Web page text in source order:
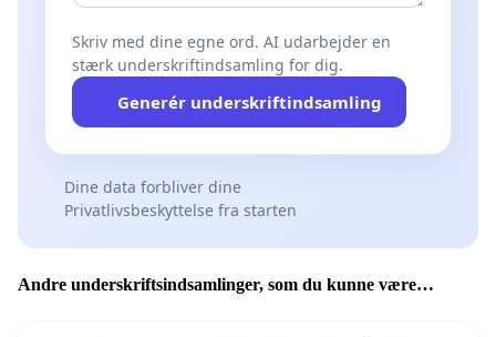
Skriv med dine egne ord. AI udarbejder en
stærk underskriftindsamling for dig.
Generér underskriftindsamling
Dine data forbliver dine
Privatlivsbeskyttelse fra starten
Andre underskriftsindsamlinger, som du kunne være